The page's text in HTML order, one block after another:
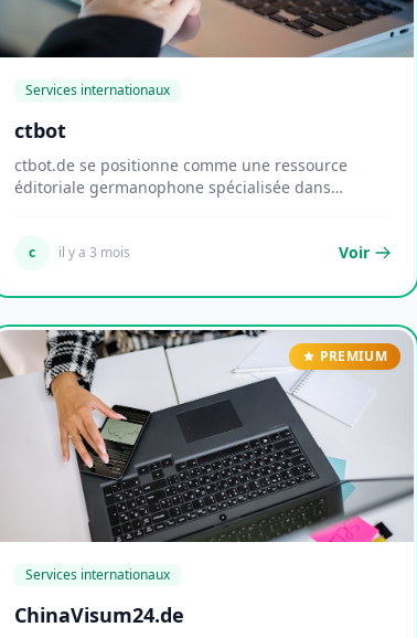
Services internationaux
ctbot
ctbot.de se positionne comme une ressource
éditoriale germanophone spécialisée dans
c il y a 3 mois Voir
PREMIUM
Services internationaux
ChinaVisum24.de